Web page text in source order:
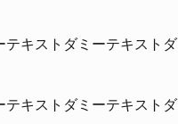
キストダミーテキスト
キストダミーテキスト